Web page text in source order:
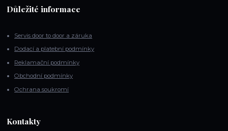
Důležité informace
Servis door to door a záruka
Dodací a platební podmínky
Reklamační podmínky
Obchodní podmínky
Ochrana soukromí
Kontakty